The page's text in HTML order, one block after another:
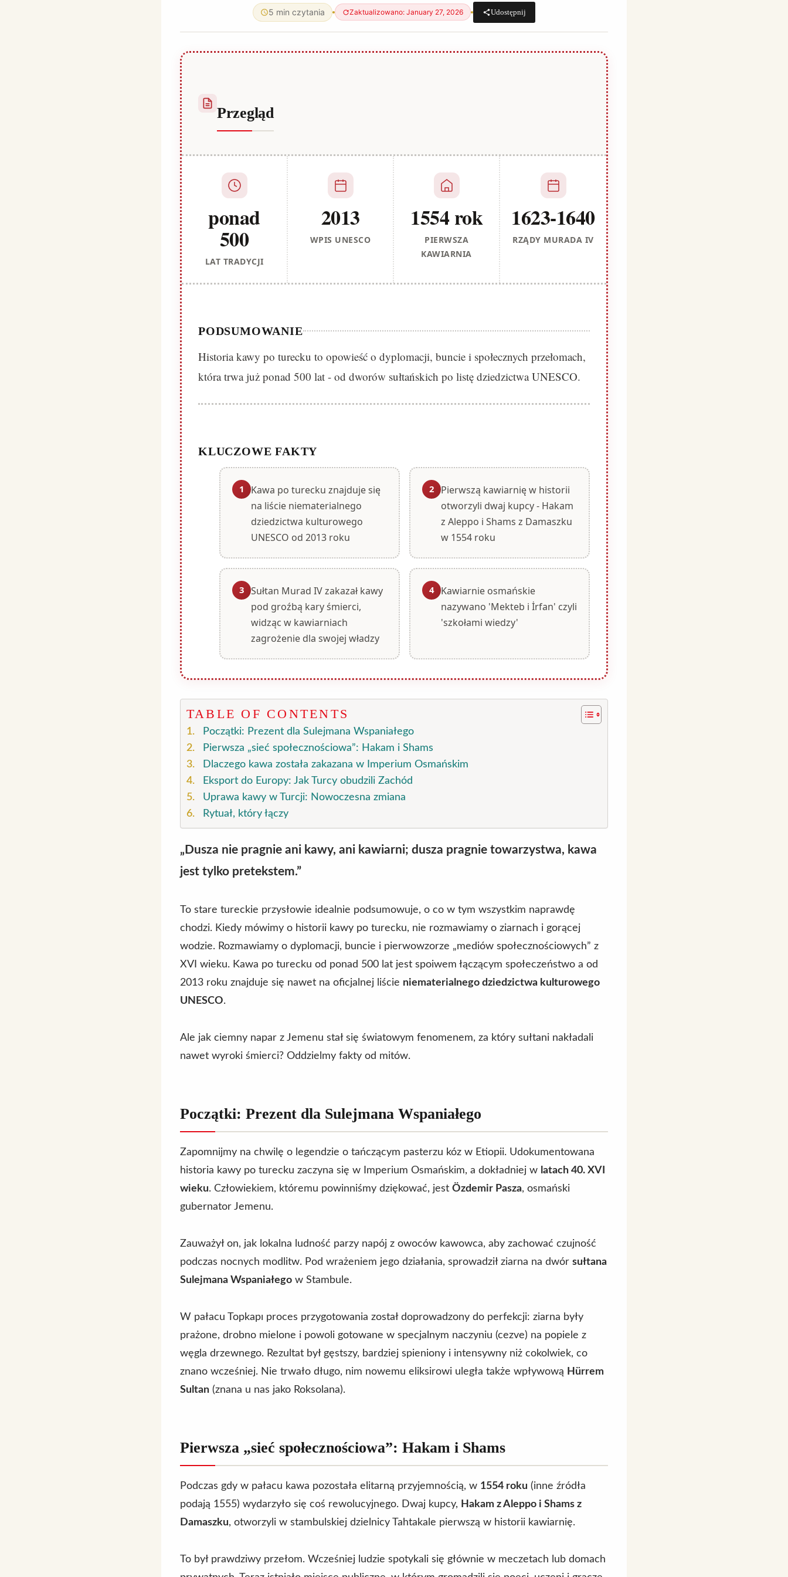
5 min czytania Zaktualizowano: January 27, 2026 Udostępnij
Przegląd
ponad
500
LAT TRADYCJI
2013
WPIS UNESCO
1554 rok
PIERWSZA
KAWIARNIA
1623-1640
RZĄDY MURADA IV
PODSUMOWANIE
Historia kawy po turecku to opowieść o dyplomacji, buncie i społecznych przełomach,
która trwa już ponad 500 lat - od dworów sułtańskich po listę dziedzictwa UNESCO.
KLUCZOWE FAKTY
1
Kawa po turecku znajduje się
na liście niematerialnego
dziedzictwa kulturowego
UNESCO od 2013 roku
2
Pierwszą kawiarnię w historii
otworzyli dwaj kupcy - Hakam
z Aleppo i Shams z Damaszku
w 1554 roku
3 Sułtan Murad IV zakazał kawy
pod groźbą kary śmierci,
widząc w kawiarniach
zagrożenie dla swojej władzy
4
Kawiarnie osmańskie
nazywano 'Mekteb i İrfan' czyli
'szkołami wiedzy'
TABLE OF CONTENTS
Początki: Prezent dla Sulejmana Wspaniałego
Pierwsza „sieć społecznościowa”: Hakam i Shams
Dlaczego kawa została zakazana w Imperium Osmańskim
Eksport do Europy: Jak Turcy obudzili Zachód
Uprawa kawy w Turcji: Nowoczesna zmiana
Rytuał, który łączy
„Dusza nie pragnie ani kawy, ani kawiarni; dusza pragnie towarzystwa, kawa
jest tylko pretekstem.”
To stare tureckie przysłowie idealnie podsumowuje, o co w tym wszystkim naprawdę
chodzi. Kiedy mówimy o historii kawy po turecku, nie rozmawiamy o ziarnach i gorącej
wodzie. Rozmawiamy o dyplomacji, buncie i pierwowzorze „mediów społecznościowych” z
XVI wieku. Kawa po turecku od ponad 500 lat jest spoiwem łączącym społeczeństwo a od
2013 roku znajduje się nawet na oficjalnej liście niematerialnego dziedzictwa kulturowego
UNESCO.
Ale jak ciemny napar z Jemenu stał się światowym fenomenem, za który sułtani nakładali
nawet wyroki śmierci? Oddzielmy fakty od mitów.
Początki: Prezent dla Sulejmana Wspaniałego
Zapomnijmy na chwilę o legendzie o tańczącym pasterzu kóz w Etiopii. Udokumentowana
historia kawy po turecku zaczyna się w Imperium Osmańskim, a dokładniej w latach 40. XVI
wieku. Człowiekiem, któremu powinniśmy dziękować, jest Özdemir Pasza, osmański
gubernator Jemenu.
Zauważył on, jak lokalna ludność parzy napój z owoców kawowca, aby zachować czujność
podczas nocnych modlitw. Pod wrażeniem jego działania, sprowadził ziarna na dwór sułtana
Sulejmana Wspaniałego w Stambule.
W pałacu Topkapı proces przygotowania został doprowadzony do perfekcji: ziarna były
prażone, drobno mielone i powoli gotowane w specjalnym naczyniu (cezve) na popiele z
węgla drzewnego. Rezultat był gęstszy, bardziej spieniony i intensywny niż cokolwiek, co
znano wcześniej. Nie trwało długo, nim nowemu eliksirowi uległa także wpływową Hürrem
Sultan (znana u nas jako Roksolana).
Pierwsza „sieć społecznościowa”: Hakam i Shams
Podczas gdy w pałacu kawa pozostała elitarną przyjemnością, w 1554 roku (inne źródła
podają 1555) wydarzyło się coś rewolucyjnego. Dwaj kupcy, Hakam z Aleppo i Shams z
Damaszku, otworzyli w stambulskiej dzielnicy Tahtakale pierwszą w historii kawiarnię.
To był prawdziwy przełom. Wcześniej ludzie spotykali się głównie w meczetach lub domach